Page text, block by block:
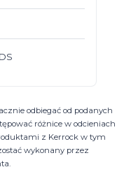
odbiegać od podanych
różnice w odcieniach
z Kerrock w tym
wykonany przez